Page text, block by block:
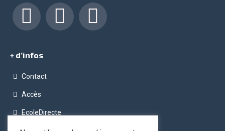
Facebook LinkedIn Instagram
+ d’infos
Contact
Accès
EcoleDirecte